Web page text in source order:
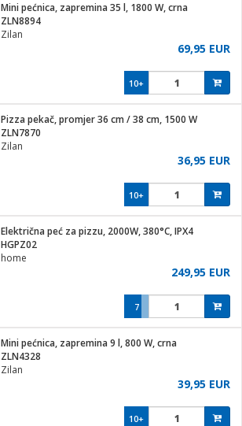
Mini pećnica, zapremina 35 l, 1800 W, crna
ZLN8894
Zilan
69,95 EUR
10+
Pizza pekač, promjer 36 cm / 38 cm, 1500 W
ZLN7870
Zilan
36,95 EUR
10+
Električna peć za pizzu, 2000W, 380°C, IPX4
HGPZ02
home
249,95 EUR
7
Mini pećnica, zapremina 9 l, 800 W, crna
ZLN4328
Zilan
39,95 EUR
10+